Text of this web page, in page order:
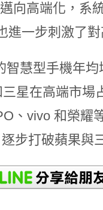
向高端化，系
一步刺激了
慧型手機年
星在高端市場
、vivo 和榮耀
步打破蘋果與